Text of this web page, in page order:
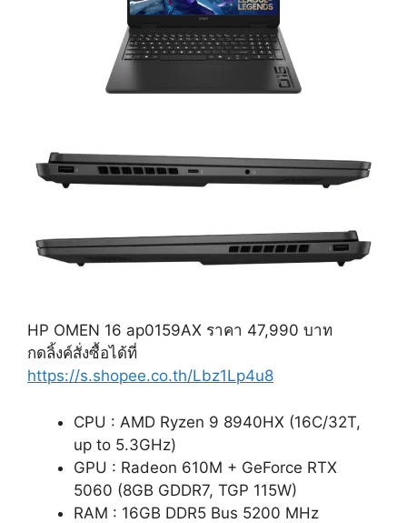
HP OMEN 16 ap0159AX ราคา 47,990 บาท
กดลิ้งค์สั่งซื้อได้ที่
https://s.shopee.co.th/Lbz1Lp4u8
CPU : AMD Ryzen 9 8940HX (16C/32T,
up to 5.3GHz)
GPU : Radeon 610M + GeForce RTX
5060 (8GB GDDR7, TGP 115W)
RAM : 16GB DDR5 Bus 5200 MHz